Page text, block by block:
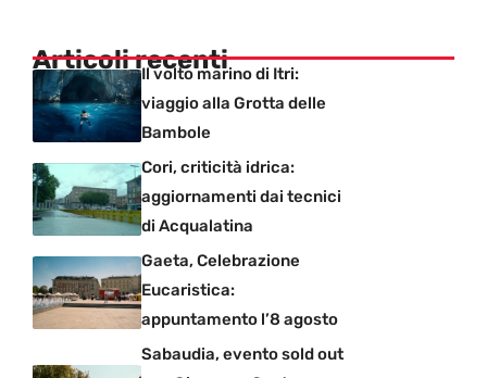
Articoli recenti
Il volto marino di Itri:
viaggio alla Grotta delle
Bambole
Cori, criticità idrica:
aggiornamenti dai tecnici
di Acqualatina
Gaeta, Celebrazione
Eucaristica:
appuntamento l’8 agosto
Sabaudia, evento sold out